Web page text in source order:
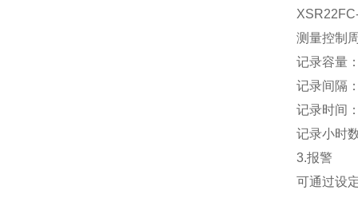
测量控制
记录容量
记录间隔
记录时间
记录小时
3.报警
可通过设